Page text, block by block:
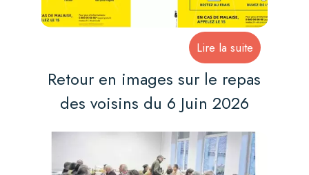
Retour en images sur le repas
des voisins du 6 Juin 2026